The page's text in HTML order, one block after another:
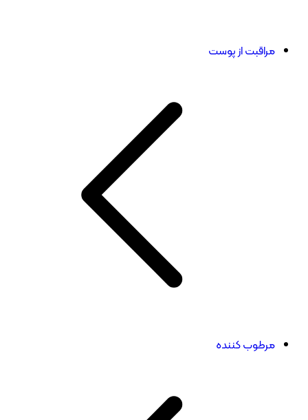
مراقبت از پوست
مرطوب کننده